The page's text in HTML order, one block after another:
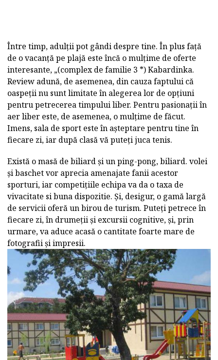
Între timp, adulții pot gândi despre tine. În plus față
de o vacanță pe plajă este încă o mulțime de oferte
interesante, „(complex de familie 3 *) Kabardinka.
Review adună, de asemenea, din cauza faptului că
oaspeții nu sunt limitate în alegerea lor de opțiuni
pentru petrecerea timpului liber. Pentru pasionații în
aer liber este, de asemenea, o mulțime de făcut.
Imens, sala de sport este în așteptare pentru tine în
fiecare zi, iar după clasă vă puteți juca tenis.
Există o masă de biliard și un ping-pong, biliard. volei
și baschet vor aprecia amenajate fanii acestor
sporturi, iar competițiile echipa va da o taxa de
vivacitate si buna dispozitie. Și, desigur, o gamă largă
de servicii oferă un birou de turism. Puteți petrece în
fiecare zi, în drumeții și excursii cognitive, și, prin
urmare, va aduce acasă o cantitate foarte mare de
fotografii și impresii.